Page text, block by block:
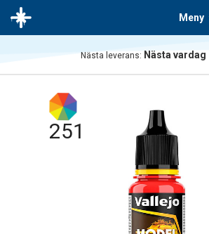
Meny
Nästa leverans: Nästa vardag
251